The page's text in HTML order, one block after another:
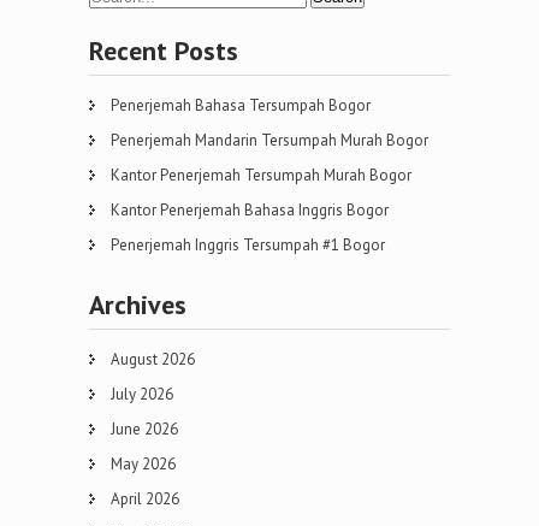
Recent Posts
Penerjemah Bahasa Tersumpah Bogor
Penerjemah Mandarin Tersumpah Murah Bogor
Kantor Penerjemah Tersumpah Murah Bogor
Kantor Penerjemah Bahasa Inggris Bogor
Penerjemah Inggris Tersumpah #1 Bogor
Archives
August 2026
July 2026
June 2026
May 2026
April 2026